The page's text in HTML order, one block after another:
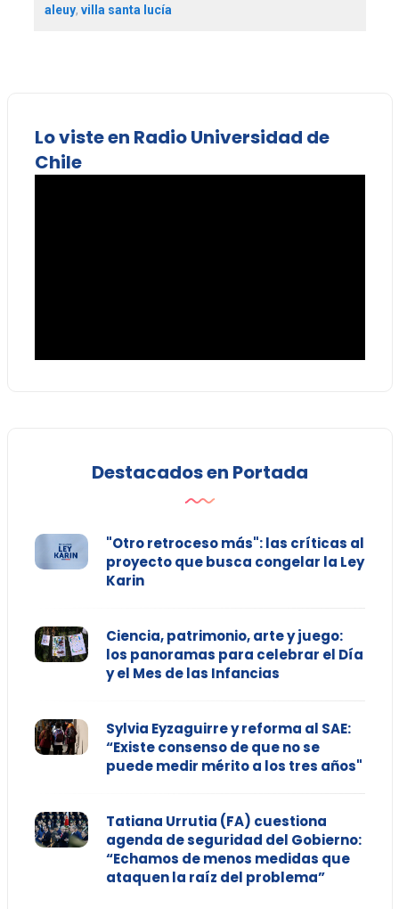
aleuy, villa santa lucía
Lo viste en Radio Universidad de
Chile
Destacados en Portada
"Otro retroceso más": las críticas al
proyecto que busca congelar la Ley
Karin
Ciencia, patrimonio, arte y juego:
los panoramas para celebrar el Día
y el Mes de las Infancias
Sylvia Eyzaguirre y reforma al SAE:
“Existe consenso de que no se
puede medir mérito a los tres años"
Tatiana Urrutia (FA) cuestiona
agenda de seguridad del Gobierno:
“Echamos de menos medidas que
ataquen la raíz del problema”